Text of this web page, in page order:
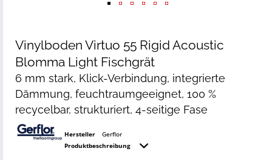
Vinylboden Virtuo 55 Rigid Acoustic
Blomma Light Fischgrät
6 mm stark, Klick-Verbindung, integrierte
Dämmung, feuchtraumgeeignet, 100 %
recycelbar, strukturiert, 4-seitige Fase
Hersteller
Gerflor
Produktbeschreibung